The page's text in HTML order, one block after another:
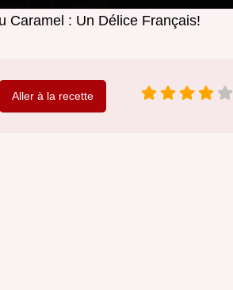
Caramel : Un Délice Français!
Aller à la recette